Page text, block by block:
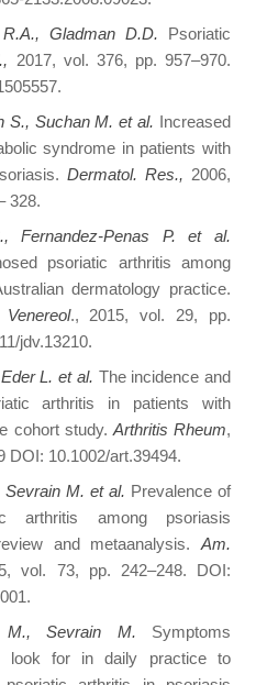
Gladman D.D. Psoriatic
2017, vol. 376, pp. 957–970.
S., Suchan M. et al. Increased
syndrome in patients with
Dermatol. Res., 2006,
328.
Fernandez-Penas P. et al.
psoriatic arthritis among
dermatology practice.
., 2015, vol. 29, pp.
jdv.13210.
L. et al. The incidence and
arthritis in patients with
cohort study. Arthritis Rheum,
DOI: 10.1002/art.39494.
Sevrain M. et al. Prevalence of
arthritis among psoriasis
and metaanalysis. Am.
vol. 73, pp. 242–248. DOI:
M., Sevrain M. Symptoms
look for in daily practice to